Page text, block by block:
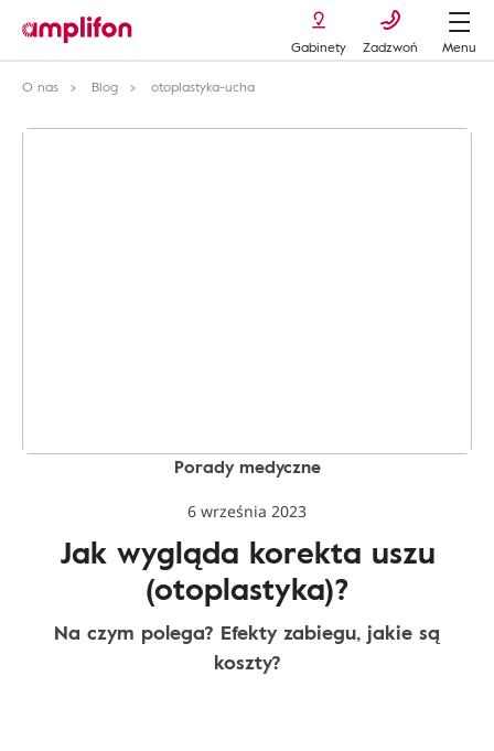
Gabinety Zadzwoń
Menu
O nas
Blog otoplastyka-ucha
Porady medyczne
6 września 2023
Jak wygląda korekta uszu
(otoplastyka)?
Na czym polega? Efekty zabiegu, jakie są
koszty?